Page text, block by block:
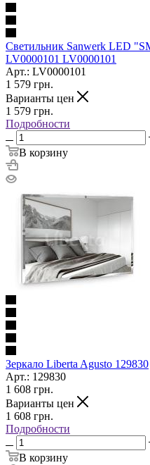
Светильник Sanwerk LED
LV0000101 LV0000101
Арт.: LV0000101
1 579 грн.
Варианты цен
1 579 грн.
Подробности
В корзину
Зеркало Liberta Agusto 129830
Арт.: 129830
1 608 грн.
Варианты цен
1 608 грн.
Подробности
В корзину